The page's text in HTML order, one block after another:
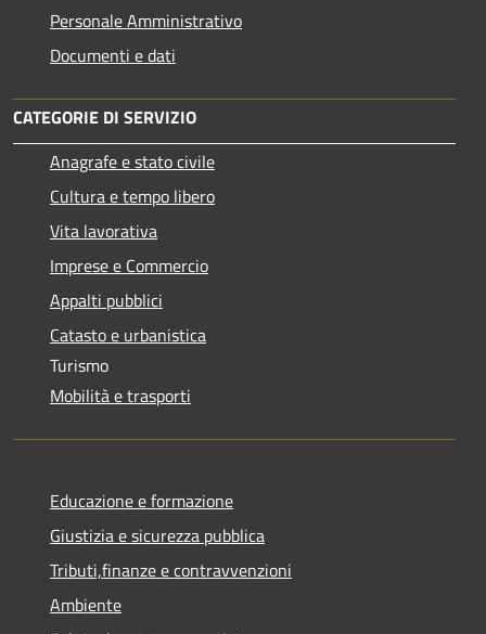
Personale Amministrativo
Documenti e dati
CATEGORIE DI SERVIZIO
Anagrafe e stato civile
Cultura e tempo libero
Vita lavorativa
Imprese e Commercio
Appalti pubblici
Catasto e urbanistica
Turismo
Mobilità e trasporti
Educazione e formazione
Giustizia e sicurezza pubblica
Tributi,finanze e contravvenzioni
Ambiente